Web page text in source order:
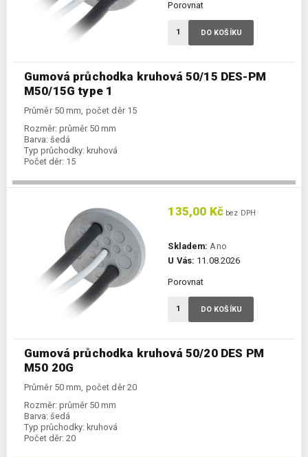
Gumová průchodka kruhová 50/15 DES-PM
M50/15G type 1
Průměr 50 mm, počet děr 15
Rozměr: průměr 50 mm
Barva: šedá
Typ průchodky: kruhová
Počet děr: 15
Porovnat
DO KOŠÍKU
Gumová průchodka kruhová 50/20 DES PM
M50 20G
Průměr 50 mm, počet děr 20
Rozměr: průměr 50 mm
Barva: šedá
Typ průchodky: kruhová
Počet děr: 20
135,00 Kč bez DPH
Skladem: Ano
U Vás: 11.08.2026
Porovnat
DO KOŠÍKU